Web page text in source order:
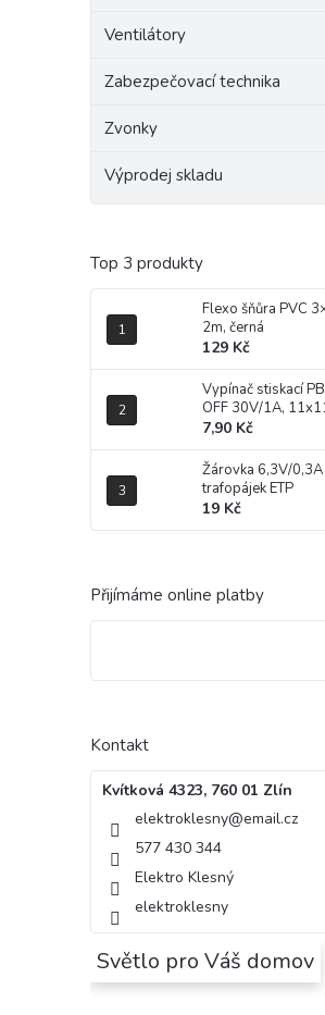
Ventilátory
Zabezpečovací technika
Zvonky
Výprodej skladu
Top 3 produkty
Flexo šňůra PVC
2m, černá
129 Kč
Vypínač stiskací
OFF 30V/1A,
7,90 Kč
Žárovka 6,3V/
trafopájek ETP
19 Kč
Přijímáme online platby
Kontakt
Kvítková 4323, 760 01 Zlín
elektroklesny@email.cz
577 430 344
Elektro Klesný
elektroklesny
Světlo pro Váš domov